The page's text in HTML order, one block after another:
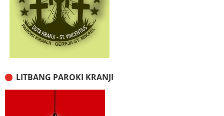
LITBANG PAROKI KRANJI